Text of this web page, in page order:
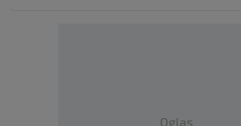
Oglas